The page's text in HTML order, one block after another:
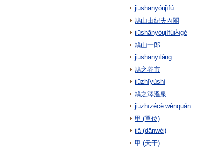
jiūshānyóujìfú
鳩山由紀夫內閣
jiūshānyóujìfú內gé
鳩山一郎
jiūshānyīlàng
鳩之谷市
jiūzhīyùshì
鳩之澤溫泉
jiūzhīzécè wènquán
甲 (單位)
jiǎ (dānwèi)
甲 (天干)